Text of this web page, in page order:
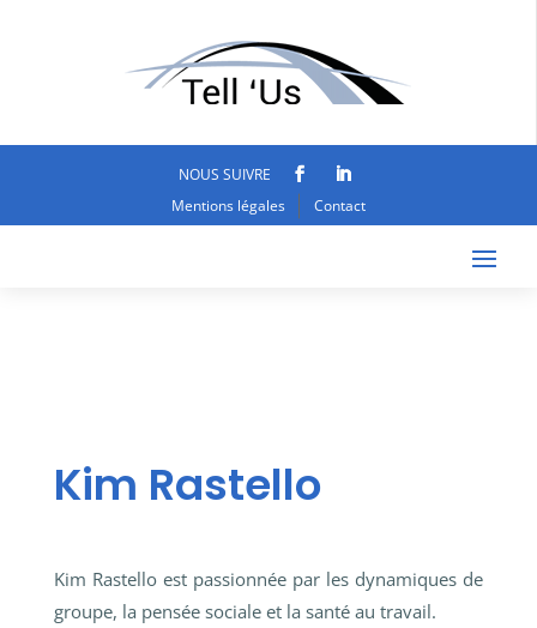
NOUS SUIVRE
Mentions légales
Contact
Kim Rastello
Kim Rastello est passionnée par les dynamiques de
groupe, la pensée sociale et la santé au travail.